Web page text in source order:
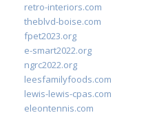
retro-interiors.com
theblvd-boise.com
fpet2023.org
e-smart2022.org
ngrc2022.org
leesfamilyfoods.com
lewis-lewis-cpas.com
eleontennis.com